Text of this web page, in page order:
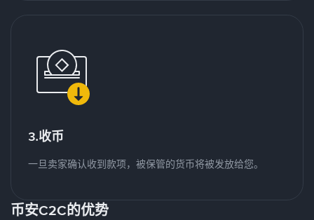
3.收币
一旦卖家确认收到款项，被保管的货币将被发放给您。
币安C2C的优势